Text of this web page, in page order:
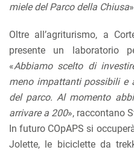
miele del Parco della Chiusa
Oltre all’agriturismo, a
presente un laboratorio
«Abbiamo scelto di
meno impattanti possibili e
del parco. Al momento
arrivare a 200», raccontano
In futuro COpAPS si
Jolette, le biciclette da